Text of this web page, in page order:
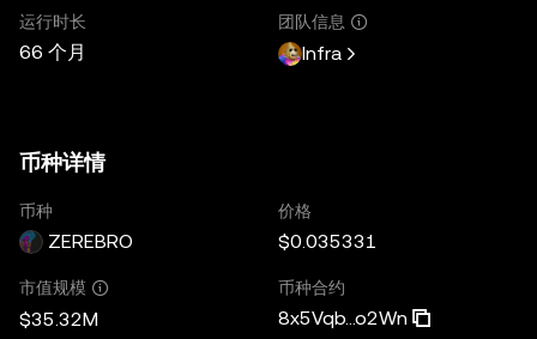
运行时长
66 个月
团队信息
Infra
币种详情
币种
ZEREBRO
价格
$0.035331
市值规模
$35.32M
币种合约
8x5Vqb...o2Wn